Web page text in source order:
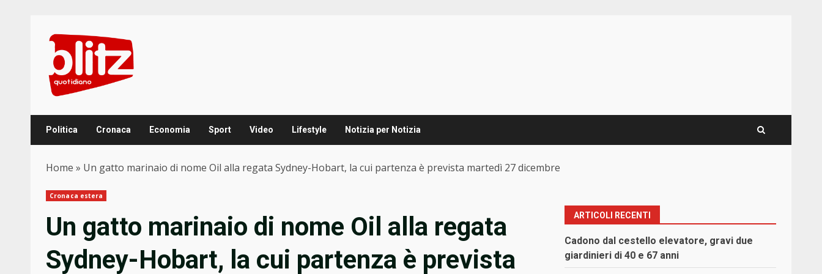
content
Politica Cronaca Economia Sport Video Lifestyle Notizia per Notizia
Home » Un gatto marinaio di nome Oil alla regata Sydney-Hobart, la cui partenza è prevista martedì 27 dicembre
Cronaca estera
Un gatto marinaio di nome Oil alla regata
Sydney-Hobart, la cui partenza è prevista
ARTICOLI RECENTI
Cadono dal cestello elevatore, gravi due
giardinieri di 40 e 67 anni